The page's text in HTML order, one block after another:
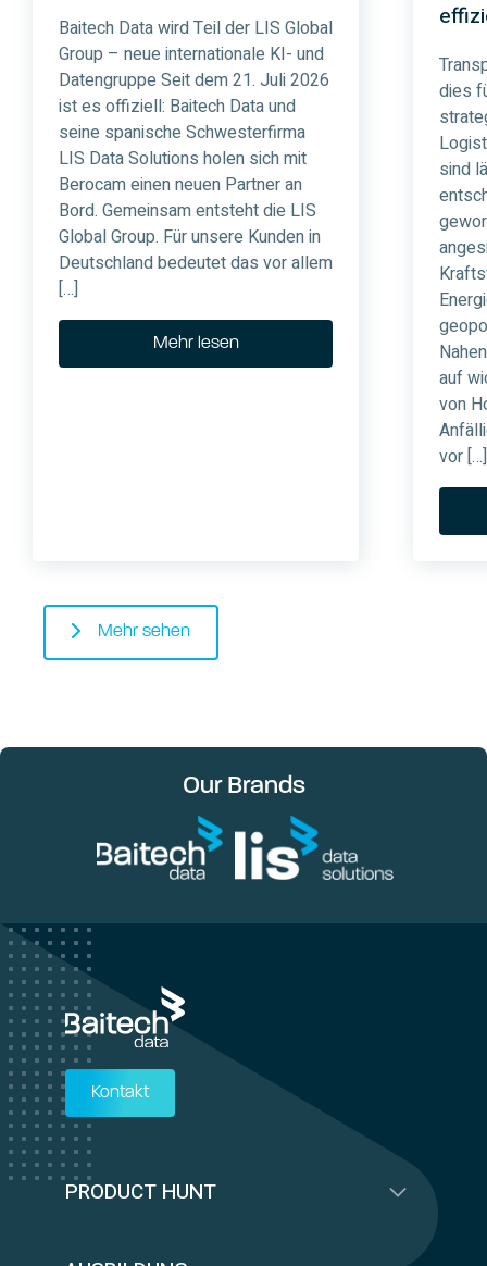
Baitech Data wird Teil der LIS Global
Group – neue internationale KI- und
Datengruppe Seit dem 21. Juli 2026
ist es offiziell: Baitech Data und
seine spanische Schwesterfirma
LIS Data Solutions holen sich mit
Berocam einen neuen Partner an
Bord. Gemeinsam entsteht die LIS
Global Group. Für unsere Kunden in
Deutschland bedeutet das vor allem
[…]
Mehr lesen
dies
sind
auf
von
vor […]
Mehr sehen
Our Brands
Kontakt
PRODUCT HUNT